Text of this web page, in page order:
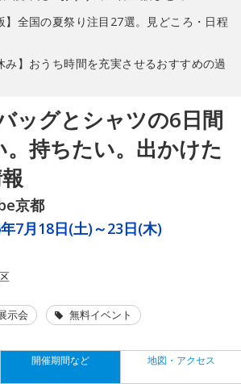
】全国の夏祭り注目27選。見どころ・日程
み】おうち時間を充実させるおすすめの過
ッグとシャツの6日間
持ちたい。出かけた
京都
7月18日(土)～23日(木)
示会 無料イベント
開催期間など 地図・アクセス